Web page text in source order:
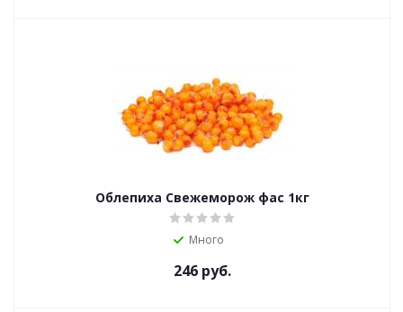
Облепиха Свежеморож фас 1кг
Много
246 руб.